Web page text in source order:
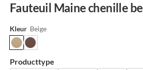
Fauteuil Maine chenille
Kleur Beige
Producttype